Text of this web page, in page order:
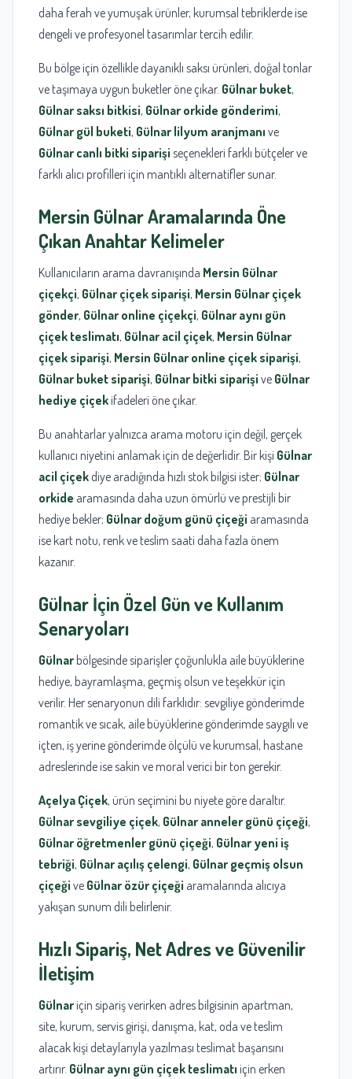
daha ferah ve yumuşak ürünler, kurumsal tebriklerde ise
dengeli ve profesyonel tasarımlar tercih edilir.
Bu bölge için özellikle dayanıklı saksı ürünleri, doğal tonlar
ve taşımaya uygun buketler öne çıkar. Gülnar buket,
Gülnar saksı bitkisi, Gülnar orkide gönderimi,
Gülnar gül buketi, Gülnar lilyum aranjmanı ve
Gülnar canlı bitki siparişi seçenekleri farklı bütçeler ve
farklı alıcı profilleri için mantıklı alternatifler sunar.
Mersin GülnarAramalarında Öne
Çıkan Anahtar Kelimeler
Kullanıcıların arama davranışında Mersin Gülnar
çiçekçi, Gülnar çiçek siparişi, Mersin Gülnar çiçek
gönder, Gülnar online çiçekçi, Gülnar aynı gün
çiçek teslimatı, Gülnar acil çiçek, Mersin Gülnar
çiçek siparişi, Mersin Gülnar online çiçek siparişi,
Gülnar buket siparişi, Gülnar bitki siparişi ve Gülnar
hediye çiçek ifadeleri öne çıkar.
Bu anahtarlar yalnızca arama motoru için değil, gerçek
kullanıcı niyetini anlamak için de değerlidir. Bir kişi Gülnar
acil çiçek diye aradığında hızlı stok bilgisi ister; Gülnar
orkide aramasında daha uzun ömürlü ve prestijli bir
hediye bekler; Gülnar doğum günü çiçeği aramasında
ise kart notu, renk ve teslim saati daha fazla önem
kazanır.
Gülnarİçin Özel Gün ve Kullanım
Senaryoları
Gülnar bölgesinde siparişler çoğunlukla aile büyüklerine
hediye, bayramlaşma, geçmiş olsun ve teşekkür için
verilir. Her senaryonun dili farklıdır: sevgiliye gönderimde
romantik ve sıcak, aile büyüklerine gönderimde saygılı ve
içten, iş yerine gönderimde ölçülü ve kurumsal, hastane
adreslerinde ise sakin ve moral verici bir ton gerekir.
Açelya Çiçek, ürün seçimini bu niyete göre daraltır.
Gülnar sevgiliye çiçek, Gülnar anneler günü çiçeği,
Gülnar öğretmenler günü çiçeği, Gülnar yeni iş
tebriği, Gülnar açılış çelengi, Gülnar geçmiş olsun
çiçeği ve Gülnar özür çiçeği aramalarında alıcıya
yakışan sunum dili belirlenir.
Hızlı Sipariş, Net Adres ve Güvenilir
İletişim
Gülnar için sipariş verirken adres bilgisinin apartman,
site, kurum, servis girişi, danışma, kat, oda ve teslim
alacak kişi detaylarıyla yazılması teslimat başarısını
artırır. Gülnar aynı gün çiçek teslimatı için erken